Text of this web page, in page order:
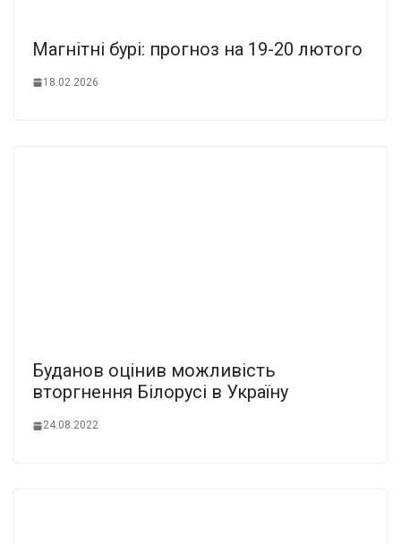
Магнітні бурі: прогноз на 19-20 лютого
18.02.2026
Буданов оцінив можливість
вторгнення Білорусі в Україну
24.08.2022